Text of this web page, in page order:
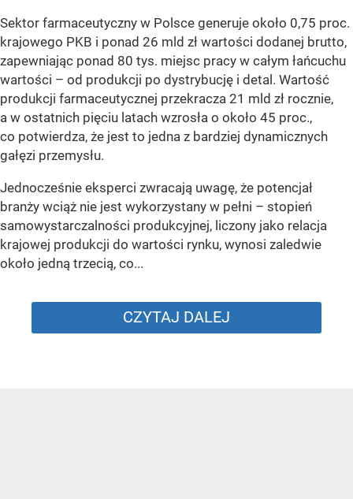
Sektor farmaceutyczny w Polsce generuje około 0,75 proc.
krajowego PKB i ponad 26 mld zł wartości dodanej brutto,
zapewniając ponad 80 tys. miejsc pracy w całym łańcuchu
wartości – od produkcji po dystrybucję i detal. Wartość
produkcji farmaceutycznej przekracza 21 mld zł rocznie,
a w ostatnich pięciu latach wzrosła o około 45 proc.,
co potwierdza, że jest to jedna z bardziej dynamicznych
gałęzi przemysłu.
Jednocześnie eksperci zwracają uwagę, że potencjał
branży wciąż nie jest wykorzystany w pełni – stopień
samowystarczalności produkcyjnej, liczony jako relacja
krajowej produkcji do wartości rynku, wynosi zaledwie
około jedną trzecią, co...
CZYTAJ DALEJ